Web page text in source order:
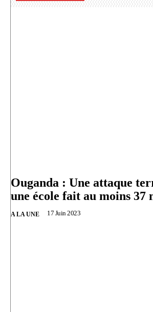
Ouganda : Une attaque
une école fait au moins 37
A LA UNE 17 Juin 2023